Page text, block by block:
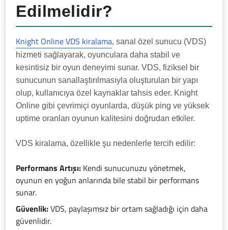
Edilmelidir?
Knight Online VDS kiralama, sanal özel sunucu (VDS)
hizmeti sağlayarak, oyunculara daha stabil ve
kesintisiz bir oyun deneyimi sunar. VDS, fiziksel bir
sunucunun sanallaştırılmasıyla oluşturulan bir yapı
olup, kullanıcıya özel kaynaklar tahsis eder. Knight
Online gibi çevrimiçi oyunlarda, düşük ping ve yüksek
uptime oranları oyunun kalitesini doğrudan etkiler.
VDS kiralama, özellikle şu nedenlerle tercih edilir:
Performans Artışı: Kendi sunucunuzu yönetmek,
oyunun en yoğun anlarında bile stabil bir performans
sunar.
Güvenlik:VDS, paylaşımsız bir ortam sağladığı için daha
güvenlidir.